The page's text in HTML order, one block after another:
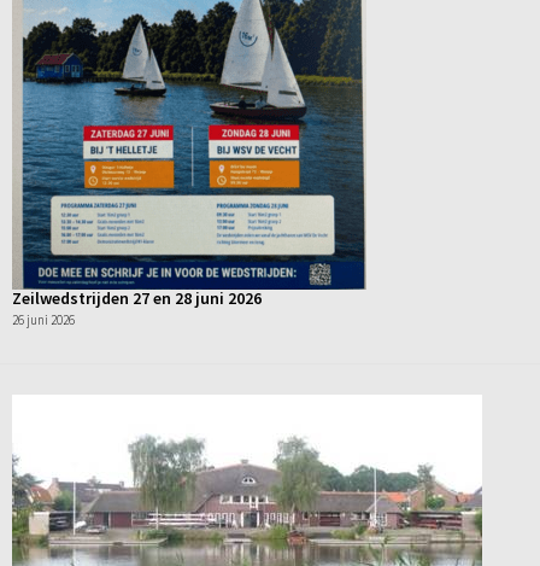
Zeilwedstrijden 27 en 28 juni 2026
26 juni 2026